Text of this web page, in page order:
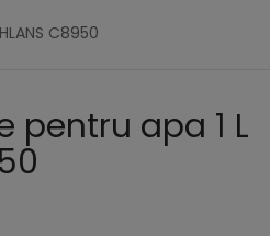
C8950
pentru apa 1 L